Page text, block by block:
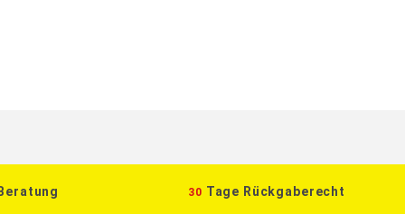
30 Tage Rückgaberecht